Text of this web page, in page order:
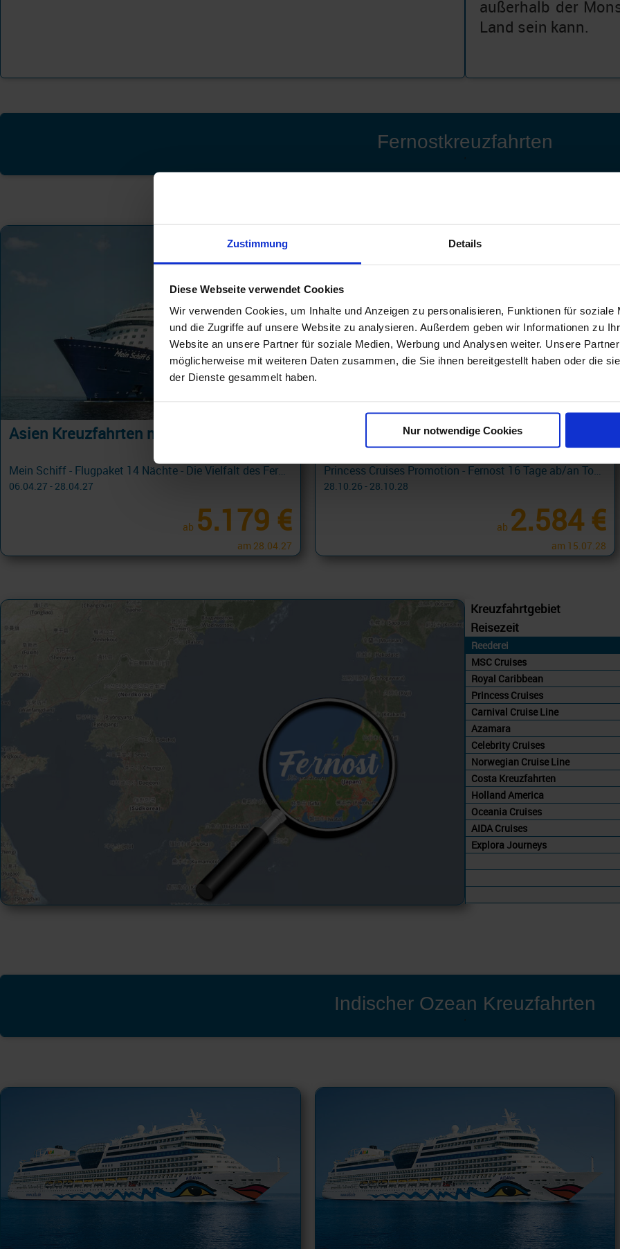
Zustimmung Details
Diese Webseite verwendet Cookies
Wir verwenden Cookies, um Inhalte und Anzeigen zu personalisieren, Funktionen für soziale
und die Zugriffe auf unsere Website zu analysieren. Außerdem geben wir Informationen zu
Website an unsere Partner für soziale Medien, Werbung und Analysen weiter. Unsere
möglicherweise mit weiteren Daten zusammen, die Sie ihnen bereitgestellt haben oder die
der Dienste gesammelt haben.
Nur notwendige Cookies
außerhalb der
Land sein kann.
Fernostkreuzfahrten
Asien Kreuzfahrten mit Fluganreise
Mein Schiff - Flugpaket 14 Nächte - Die Vielfalt des Fernen Osten - ab Tokio/bis Hongkong
06.04.27 - 28.04.27
ab 5.179 €
am 28.04.27
Asien Kreuzfahrten mit Getränkepaket
Princess Cruises Promotion - Fernost 16 Tage ab/an Tokyo + Princess Plus mit Cashback
28.10.26 - 28.10.28
ab 2.584 €
am 15.07.28
Kreuzfahrtgebiet
Reisezeit
Reederei
MSC Cruises
Royal Caribbean
Princess Cruises
Carnival Cruise Line
Azamara
Celebrity Cruises
Norwegian Cruise Line
Costa Kreuzfahrten
Holland America
Oceania Cruises
AIDA Cruises
Explora Journeys
Indischer Ozean Kreuzfahrten